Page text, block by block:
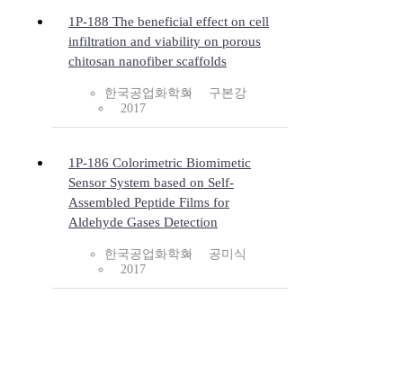
1P-188 The beneficial effect on cell
infiltration and viability on porous
chitosan nanofiber scaffolds
한국공업화학회
구본강
2017
1P-186 Colorimetric Biomimetic
Sensor System based on Self-
Assembled Peptide Films for
Aldehyde Gases Detection
한국공업화학회
공미식
2017